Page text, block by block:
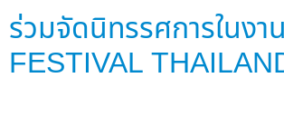
ร่วมจัดนิทรรศการในงา
FESTIVAL